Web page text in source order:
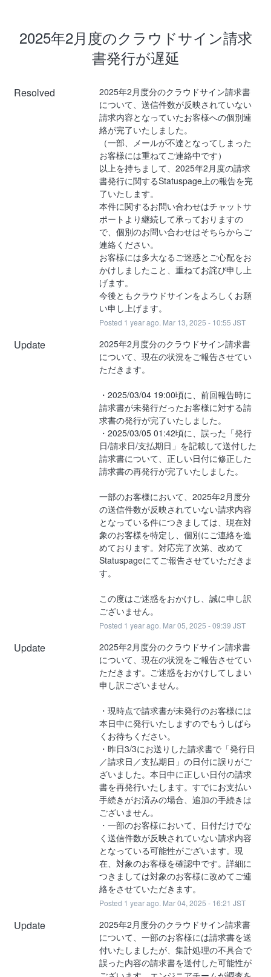
2025年2月度のクラウドサイン請求
書発行が遅延
Resolved
2025年2月度分のクラウドサイン請求書
について、送信件数が反映されていない
請求内容となっていたお客様への個別連
絡が完了いたしました。
（一部、メールが不達となってしまった
お客様には重ねてご連絡中です）
以上を持ちまして、2025年2月度の請求
書発行に関するStatuspage上の報告を完
了いたします。
本件に関するお問い合わせはチャットサ
ポートより継続して承っておりますの
で、個別のお問い合わせはそちらからご
連絡ください。
お客様には多大なるご迷惑とご心配をお
かけしましたこと、重ねてお詫び申し上
げます。
今後ともクラウドサインをよろしくお願
い申し上げます。
Posted 1 year ago. Mar 13, 2025 - 10:55 JST
Update
2025年2月度分のクラウドサイン請求書
について、現在の状況をご報告させてい
ただきます。
・2025/03/04 19:00頃に、前回報告時に
請求書が未発行だったお客様に対する請
求書の発行が完了いたしました。
・2025/03/05 01:42頃に、誤った「発行
日/請求日/支払期日」を記載して送付した
請求書について、正しい日付に修正した
請求書の再発行が完了いたしました。
一部のお客様において、2025年2月度分
の送信件数が反映されていない請求内容
となっている件につきましては、現在対
象のお客様を特定し、個別にご連絡を進
めております。対応完了次第、改めて
Statuspageにてご報告させていただきま
す。
この度はご迷惑をおかけし、誠に申し訳
ございません。
Posted 1 year ago. Mar05, 2025 -09:39 JST
Update
2025年2月度分のクラウドサイン請求書
について、現在の状況をご報告させてい
ただきます。ご迷惑をおかけしてしまい
申し訳ございません。
・現時点で請求書が未発行のお客様には
本日中に発行いたしますのでもうしばら
くお待ちください。
・昨日3/3にお送りした請求書で「発行日
／請求日／支払期日」の日付に誤りがご
ざいました。本日中に正しい日付の請求
書を再発行いたします。すでにお支払い
手続きがお済みの場合、追加の手続きは
ございません。
・一部のお客様において、日付だけでな
く送信件数が反映されていない請求内容
となっている可能性がございます。現
在、対象のお客様を確認中です。詳細に
つきましては対象のお客様に改めてご連
絡をさせていただきます。
Posted 1 year ago. Mar04, 2025 - 16:21 JST
Update
2025年2月度分のクラウドサイン請求書
について、一部のお客様には請求書を送
付いたしましたが、集計処理の不具合で
誤った内容の請求書を送付した可能性が